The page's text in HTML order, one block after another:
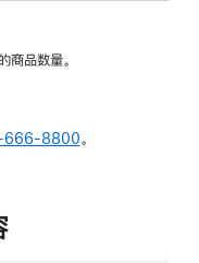
商品数量。
666-8800。